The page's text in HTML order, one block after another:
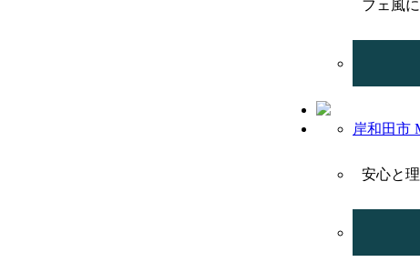
フェ風に
岸和田市
安心と